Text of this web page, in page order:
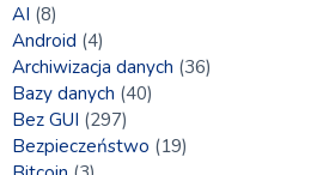
AI (8)
Android (4)
Archiwizacja danych (36)
Bazy danych (40)
Bez GUI (297)
Bezpieczeństwo (19)